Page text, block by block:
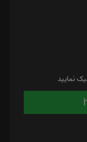
نمایید